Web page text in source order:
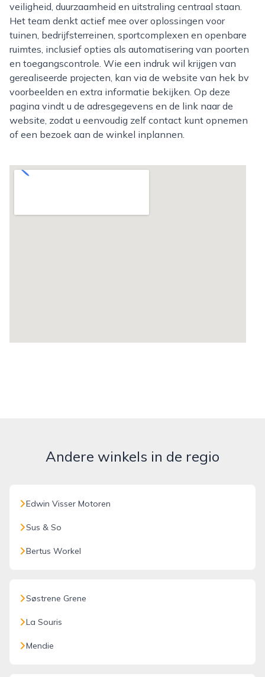
veiligheid, duurzaamheid en uitstraling centraal staan.
Het team denkt actief mee over oplossingen voor
tuinen, bedrijfsterreinen, sportcomplexen en openbare
ruimtes, inclusief opties als automatisering van poorten
en toegangscontrole. Wie een indruk wil krijgen van
gerealiseerde projecten, kan via de website van hek bv
voorbeelden en extra informatie bekijken. Op deze
pagina vindt u de adresgegevens en de link naar de
website, zodat u eenvoudig zelf contact kunt opnemen
of een bezoek aan de winkel inplannen.
Andere winkels in de regio
Edwin Visser Motoren
Sus & So
Bertus Workel
Søstrene Grene
La Souris
Mendie